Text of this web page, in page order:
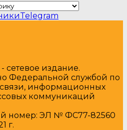
Telegram
сетевое издание.
Федеральной службой по
информационных
коммуникаций
номер: ЭЛ № ФС77-82560
г.